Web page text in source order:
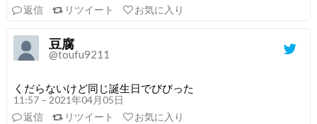
返信
リツイート お気に入り
豆腐
@toufu9211
くだらないけど同じ誕生日でびびった
11:57 – 2021年04月05日
返信
リツイート お気に入り